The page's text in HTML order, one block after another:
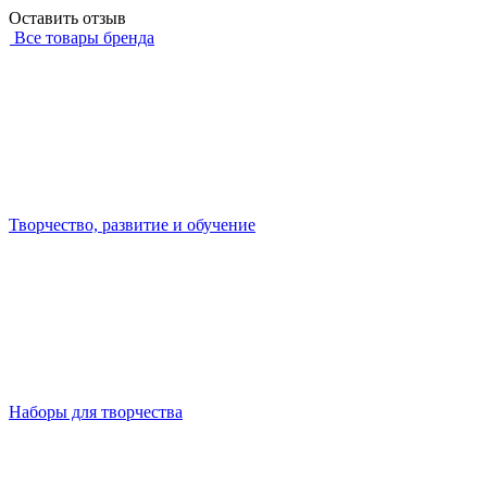
Оставить отзыв
Все товары бренда
Творчество, развитие и обучение
Наборы для творчества